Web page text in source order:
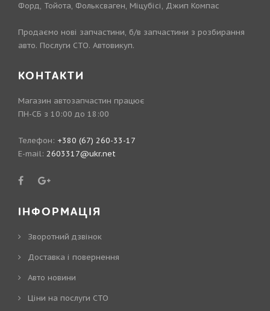
Форд, Тойота, Фольксваген, Міцубісі, Джип Компас
Продаємо нові запчастини, б/в запчастини з розбирання
авто. Послуги СТО. Автовикуп.
КОНТАКТИ
Магазин автозапчастин працює
ПН-СБ з 10:00 до 18:00
Телефон: +380 (67) 260-33-17
E-mail: 2603317@ukr.net
ІНФОРМАЦІЯ
Зворотний дзвінок
Доставка і повернення
Авто новини
Ціни на послуги СТО